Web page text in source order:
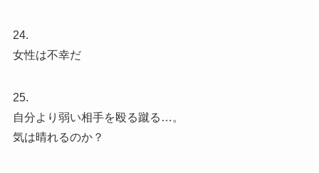
24.
女性は不幸だ
25.
自分より弱い相手を殴る蹴る…。
気は晴れるのか？